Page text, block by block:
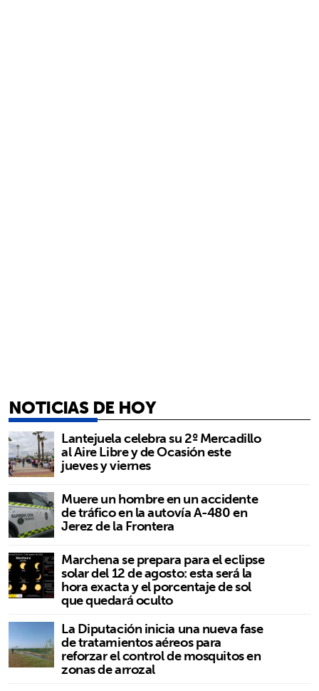
NOTICIAS DE HOY
Lantejuela celebra su 2º Mercadillo
al Aire Libre y de Ocasión este
jueves y viernes
Muere un hombre en un accidente
de tráfico en la autovía A-480 en
Jerez de la Frontera
Marchena se prepara para el eclipse
solar del 12 de agosto: esta será la
hora exacta y el porcentaje de sol
que quedará oculto
La Diputación inicia una nueva fase
de tratamientos aéreos para
reforzar el control de mosquitos en
zonas de arrozal